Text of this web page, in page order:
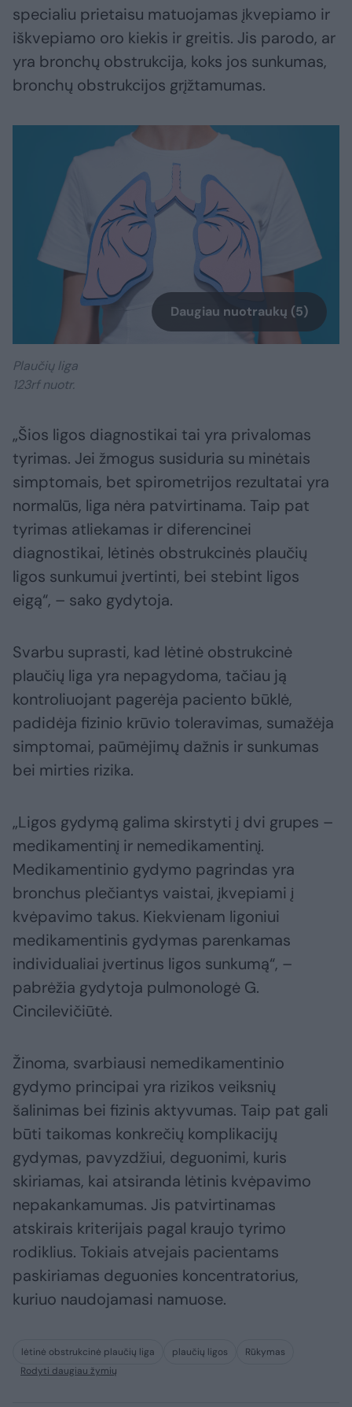
specialiu prietaisu matuojamas įkvepiamo ir
iškvepiamo oro kiekis ir greitis. Jis parodo, ar
yra bronchų obstrukcija, koks jos sunkumas,
bronchų obstrukcijos grįžtamumas.
Daugiau nuotraukų (5)
Plaučių liga
123rf nuotr.
„Šios ligos diagnostikai tai yra privalomas
tyrimas. Jei žmogus susiduria su minėtais
simptomais, bet spirometrijos rezultatai yra
normalūs, liga nėra patvirtinama. Taip pat
tyrimas atliekamas ir diferencinei
diagnostikai, lėtinės obstrukcinės plaučių
ligos sunkumui įvertinti, bei stebint ligos
eigą“, – sako gydytoja.
Svarbu suprasti, kad lėtinė obstrukcinė
plaučių liga yra nepagydoma, tačiau ją
kontroliuojant pagerėja paciento būklė,
padidėja fizinio krūvio toleravimas, sumažėja
simptomai, paūmėjimų dažnis ir sunkumas
bei mirties rizika.
„Ligos gydymą galima skirstyti į dvi grupes –
medikamentinį ir nemedikamentinį.
Medikamentinio gydymo pagrindas yra
bronchus plečiantys vaistai, įkvepiami į
kvėpavimo takus. Kiekvienam ligoniui
medikamentinis gydymas parenkamas
individualiai įvertinus ligos sunkumą“, –
pabrėžia gydytoja pulmonologė G.
Cincilevičiūtė.
Žinoma, svarbiausi nemedikamentinio
gydymo principai yra rizikos veiksnių
šalinimas bei fizinis aktyvumas. Taip pat gali
būti taikomas konkrečių komplikacijų
gydymas, pavyzdžiui, deguonimi, kuris
skiriamas, kai atsiranda lėtinis kvėpavimo
nepakankamumas. Jis patvirtinamas
atskirais kriterijais pagal kraujo tyrimo
rodiklius. Tokiais atvejais pacientams
paskiriamas deguonies koncentratorius,
kuriuo naudojamasi namuose.
lėtinė obstrukcinė plaučių liga plaučių ligos
Rūkymas
Rodyti daugiau žymių